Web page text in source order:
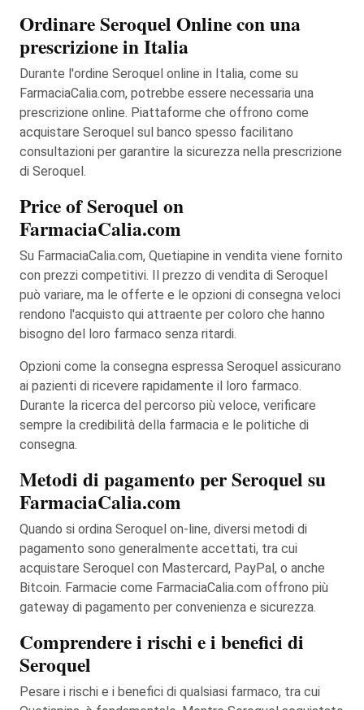
Ordinare Seroquel Online con una
prescrizione in Italia
Durante l'ordine Seroquel online in Italia, come su
FarmaciaCalia.com, potrebbe essere necessaria una
prescrizione online. Piattaforme che offrono come
acquistare Seroquel sul banco spesso facilitano
consultazioni per garantire la sicurezza nella prescrizione
di Seroquel.
Price of Seroquel on
FarmaciaCalia.com
Su FarmaciaCalia.com, Quetiapine in vendita viene fornito
con prezzi competitivi. Il prezzo di vendita di Seroquel
può variare, ma le offerte e le opzioni di consegna veloci
rendono l'acquisto qui attraente per coloro che hanno
bisogno del loro farmaco senza ritardi.
Opzioni come la consegna espressa Seroquel assicurano
ai pazienti di ricevere rapidamente il loro farmaco.
Durante la ricerca del percorso più veloce, verificare
sempre la credibilità della farmacia e le politiche di
consegna.
Metodi di pagamento per Seroquel su
FarmaciaCalia.com
Quando si ordina Seroquel on-line, diversi metodi di
pagamento sono generalmente accettati, tra cui
acquistare Seroquel con Mastercard, PayPal, o anche
Bitcoin. Farmacie come FarmaciaCalia.com offrono più
gateway di pagamento per convenienza e sicurezza.
Comprendere i rischi e i benefici di
Seroquel
Pesare i rischi e i benefici di qualsiasi farmaco, tra cui